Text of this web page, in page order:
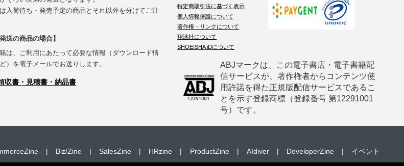
入荷待ち・発売予定の商品とそれ以外を分けてご注
送の商品の場合】
は、ご利用にあたって必要な情報（ダウンロード情
）を電子メールでお送りします。
収書・見積書・納品書
特定商取引法に基づく表示
個人情報保護について
著作権・リンクについて
翔泳社について
SHOEISHA iDについて
ABJマークは、この電子書店・電子書籍配
信サービスが、著作権者からコンテンツ使
用許諾を得た正規版配信サービスであるこ
とを示す登録商標（登録番号 第12291001
号）です。
| Biz/Zine | SalesZine | HRzine | ProductZine | AIdiver | DeveloperZine | イベント